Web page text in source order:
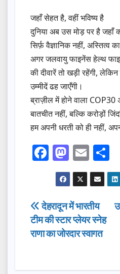
जहाँ सेहत है, वहीं भविष्य है
दुनिया अब उस मोड़ पर है जहाँ
सिर्फ़ वैज्ञानिक नहीं, अस्तित्व
अगर जलवायु फाइनेंस हेल्थ
की दीवारें तो खड़ी रहेंगी,
उम्मीदें ढह जाएँगी।
ब्राज़ील में होने वाला
बातचीत नहीं, बल्कि करोड़ों
हम अपनी धरती को ही नहीं,
F
a
c
e
b
o
k
M
a
st
o
d
o
E
m
ail
h
e
Post
navigation
देहरादून में भारतीय
टीम की स्टार प्लेयर स्नेह
राणा का जोरदार स्वागत